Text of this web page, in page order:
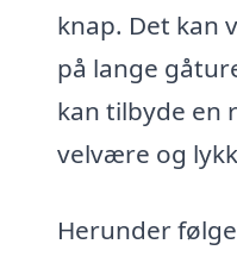
knap. Det kan
på lange
kan tilbyde en
velvære og
Herunder